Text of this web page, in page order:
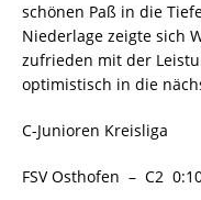
schönen Paß in die
Niederlage zeigte sich
zufrieden mit der
optimistisch in die
C-Junioren Kreisliga
FSV Osthofen – C2